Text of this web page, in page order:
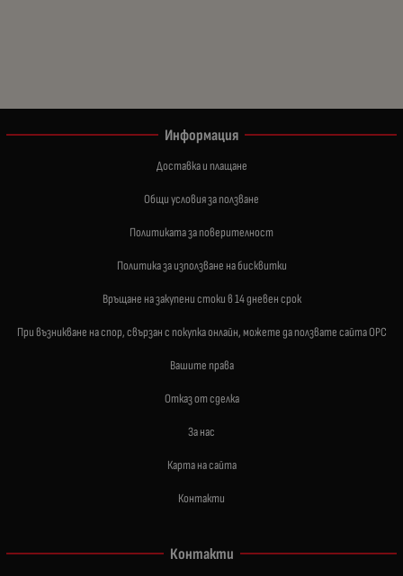
Информация
Доставка и плащане
Общи условия за ползване
Политиката за поверителност
Политика за използване на бисквитки
Връщане на закупени стоки в 14 дневен срок
При възникване на спор, свързан с покупка онлайн, можете да ползвате сайта ОРС
Вашите права
Отказ от сделка
За нас
Карта на сайта
Контакти
Контакти